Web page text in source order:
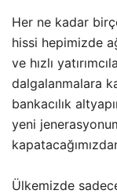
Her ne kadar
hissi hepimizde
ve hızlı
dalgalanmalara
bankacılık
yeni
Ülkemizde